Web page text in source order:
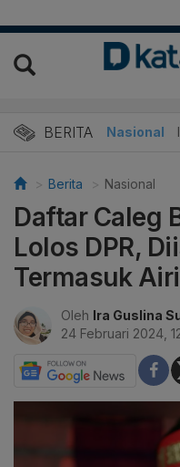
BERITA Nasional
Berita Nasional
Daftar Caleg
Lolos DPR,
Termasuk
Oleh Ira Guslina
24 Februari 2024,